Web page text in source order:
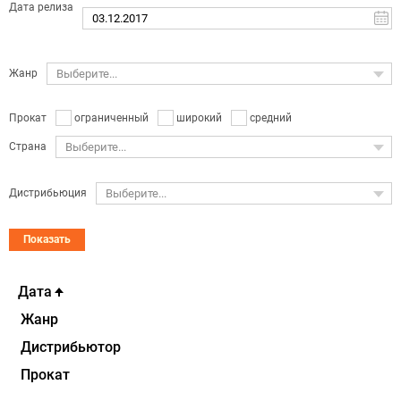
Дата релиза
Жанр Выберите...
Прокат ограниченный широкий средний
Страна Выберите...
Дистрибьюция Выберите...
Показать
Дата
Жанр
Дистрибьютор
Прокат